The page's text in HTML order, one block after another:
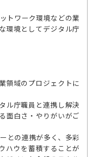
トワーク環境などの業
環境としてデジタル庁
領域のプロジェクトに
ル庁職員と連携し解決
面白さ・やりがいがご
との連携が多く、多彩
ハウを蓄積することが